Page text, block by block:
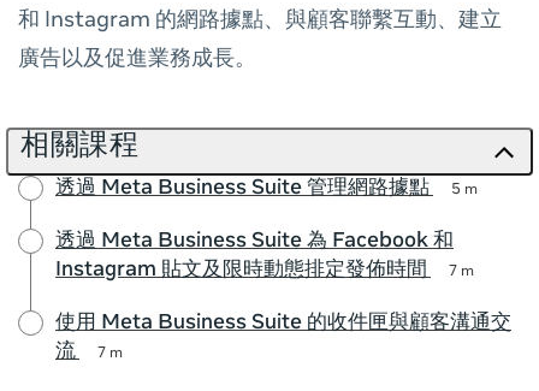
和 Instagram 的網路據點、與顧客聯繫互動、建立
廣告以及促進業務成長。
相關課程
透過 Meta Business Suite 管理網路據點 5 m
透過 Meta Business Suite 為 Facebook 和
Instagram 貼文及限時動態排定發佈時間
7 m
使用 Meta Business Suite 的收件匣與顧客溝通交
流
7 m